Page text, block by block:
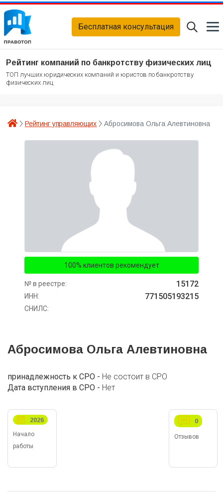
Бесплатная консультация
Рейтинг компаний по банкротству физических лиц
ТОП лучших юридических компаний и юристов по банкротству
физических лиц
Рейтинг управляющих Абросимова Ольга Алевтиновна
100% клиентов рекомендует
№ в реестре: 15172
ИНН: 771505193215
СНИЛС:
Абросимова Ольга Алевтиновна
принадлежность к СРО - Не состоит в СРО
Дата вступления в СРО - Нет
Начало
работы
2026
Отзывов
0